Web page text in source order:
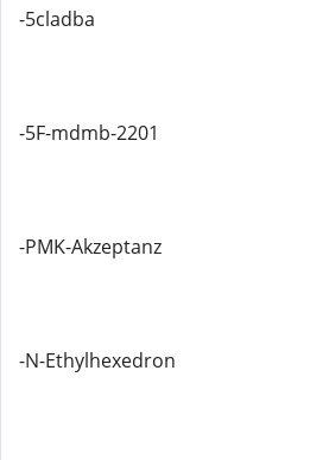
-5cladba
-5F-mdmb-2201
-PMK-Akzeptanz
-N-Ethylhexedron